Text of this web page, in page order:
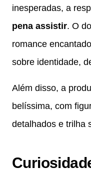
inesperadas, a
pena assistir. O
romance
sobre identidade,
Além disso, a
belíssima, com
detalhados e trilha